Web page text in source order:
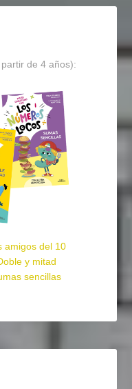
de 4 años):
amigos del 10
y mitad
sencillas